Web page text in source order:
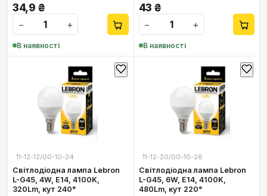
34,9 ₴
−
+
В наявності
43 ₴
−
+
В наявності
11-12-12/00-10-24
Світлодіодна лампа Lebron
L-G45, 4W, Е14, 4100K,
320Lm, кут 240°
11-12-20/00-10-26
Світлодіодна лампа Lebron
L-G45, 6W, Е14, 4100K,
480Lm, кут 220°